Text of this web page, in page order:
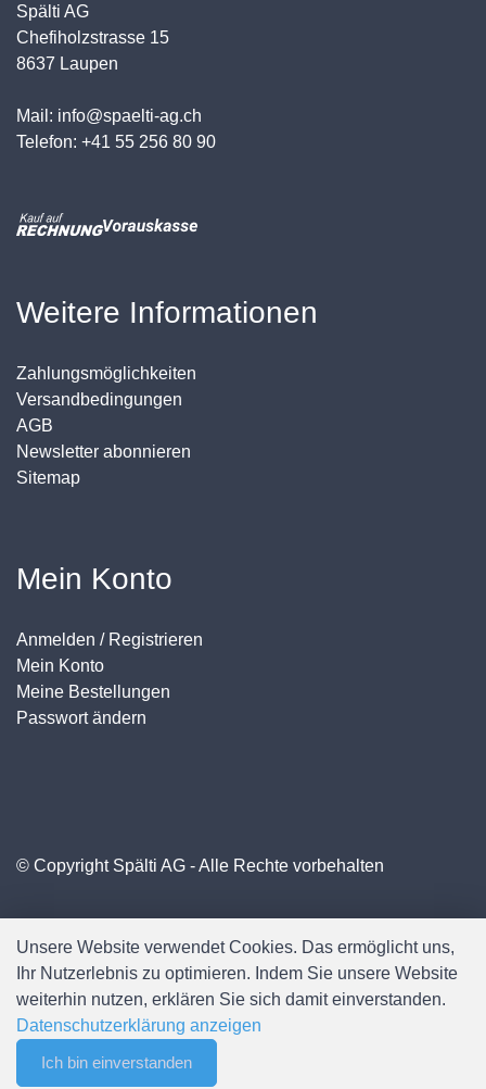
Merkliste
Spälti AG
Chefiholzstrasse 15
8637 Laupen
Mail: info@spaelti-ag.ch
Telefon: +41 55 256 80 90
Weitere Informationen
Zahlungsmöglichkeiten
Versandbedingungen
AGB
Newsletter abonnieren
Sitemap
Mein Konto
Anmelden / Registrieren
Mein Konto
Meine Bestellungen
Passwort ändern
© Copyright Spälti AG - Alle Rechte vorbehalten
Unsere Website verwendet Cookies. Das ermöglicht uns,
Ihr Nutzerlebnis zu optimieren. Indem Sie unsere Website
weiterhin nutzen, erklären Sie sich damit einverstanden.
Datenschutzerklärung anzeigen
Ich bin einverstanden